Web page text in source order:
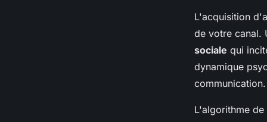
L'acquisition
de votre canal.
sociale qui
dynamique
communication.
L'algorithme